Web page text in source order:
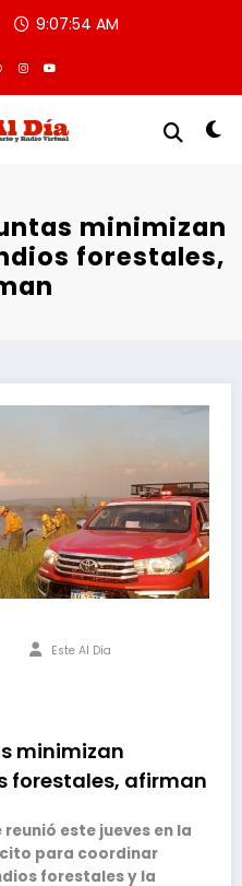
9:07:54 AM
minimizan
forestales,
Este Al Día
minimizan
forestales, afirman
este jueves en la
para coordinar
forestales y la